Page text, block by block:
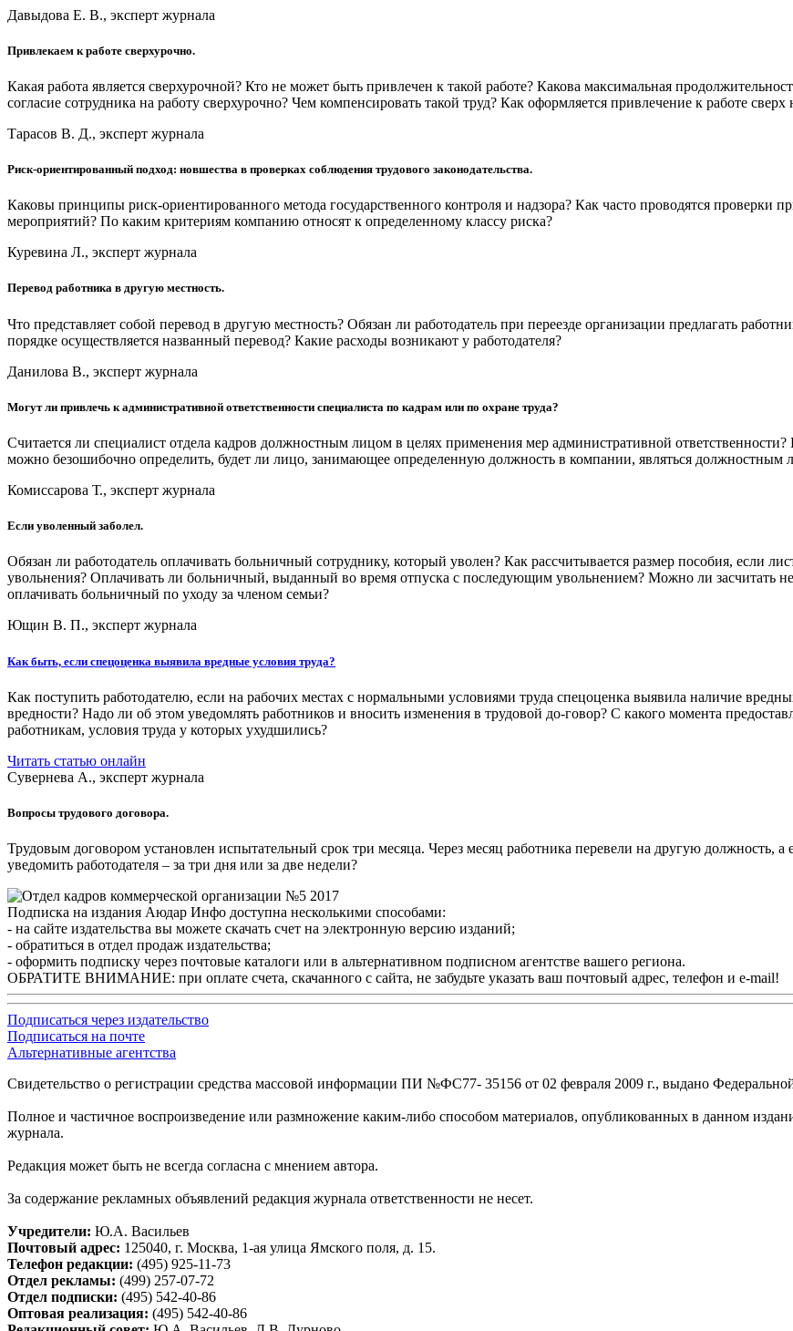
Давыдова Е. В., эксперт журнала
Привлекаем к работе сверхурочно.
Какая работа является сверхурочной? Кто не может быть привлечен к такой работе? Какова максимальная
согласие сотрудника на работу сверхурочно? Чем компенсировать такой труд? Как оформляется привлечение к работе
Тарасов В. Д., эксперт журнала
Риск-ориентированный подход: новшества в проверках соблюдения трудового законодательства.
Каковы принципы риск-ориентированного метода государственного контроля и надзора? Как часто проводятся проверки
мероприятий? По каким критериям компанию относят к определенному классу риска?
Куревина Л., эксперт журнала
Перевод работника в другую местность.
Что представляет собой перевод в другую местность? Обязан ли работодатель при переезде организации предлагать
порядке осуществляется названный перевод? Какие расходы возникают у работодателя?
Данилова В., эксперт журнала
Могут ли привлечь к административной ответственности специалиста по кадрам или по охране труда?
Считается ли специалист отдела кадров должностным лицом в целях применения мер административной
можно безошибочно определить, будет ли лицо, занимающее определенную должность в компании, являться должностным
Комиссарова Т., эксперт журнала
Если уволенный заболел.
Обязан ли работодатель оплачивать больничный сотруднику, который уволен? Как рассчитывается размер пособия, если
увольнения? Оплачивать ли больничный, выданный во время отпуска с последующим увольнением? Можно ли засчитать
оплачивать больничный по уходу за членом семьи?
Ющин В. П., эксперт журнала
Как быть, если спецоценка выявила вредные условия труда?
Как поступить работодателю, если на рабочих местах с нормальными условиями труда спецоценка выявила наличие
вредности? Надо ли об этом уведомлять работников и вносить изменения в трудовой до-говор? С какого момента
работникам, условия труда у которых ухудшились?
Читать статью онлайн
Сувернева А., эксперт журнала
Вопросы трудового договора.
Трудовым договором установлен испытательный срок три месяца. Через месяц работника перевели на другую должность,
уведомить работодателя – за три дня или за две недели?
Подписка на издания Аюдар Инфо доступна несколькими способами:
- на сайте издательства вы можете скачать счет на электронную версию изданий;
- обратиться в отдел продаж издательства;
- оформить подписку через почтовые каталоги или в альтернативном подписном агентстве вашего региона.
ОБРАТИТЕ ВНИМАНИЕ: при оплате счета, скачанного с сайта, не забудьте указать ваш почтовый адрес, телефон и e-mail!
Подписаться через издательство
Подписаться на почте
Альтернативные агентства
Свидетельство о регистрации средства массовой информации ПИ №ФС77- 35156 от 02 февраля 2009 г., выдано
Полное и частичное воспроизведение или размножение каким-либо способом материалов, опубликованных в данном
журнала.
Редакция может быть не всегда согласна с мнением автора.
За содержание рекламных объявлений редакция журнала ответственности не несет.
Учредители: Ю.А. Васильев
Почтовый адрес: 125040, г. Москва, 1-ая улица Ямского поля, д. 15.
Телефон редакции: (495) 925-11-73
Отдел рекламы: (499) 257-07-72
Отдел подписки: (495) 542-40-86
Оптовая реализация: (495) 542-40-86